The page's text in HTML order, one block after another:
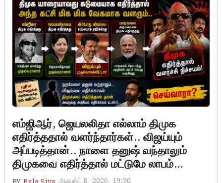
எம்ஜிஆர், ஜெயலலிதா எல்லாம் திமுக
எதிர்த்ததால் வளர்ந்தார்கள்.. விஜய்யும்
அப்படித்தான்.. நாளை தனுஷ் வந்தாலும்
திமுகவை எதிர்த்தால் மட்டுமே லாபம்…